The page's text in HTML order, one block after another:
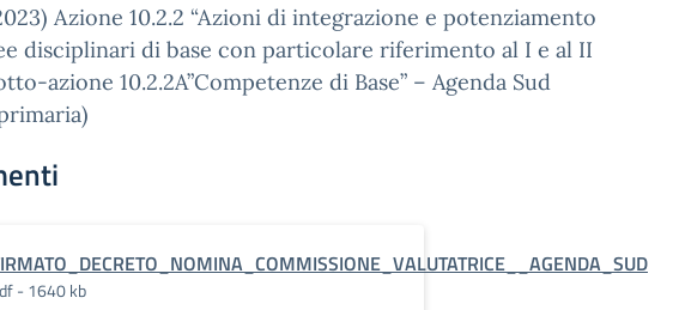
Azione 10.2.2 “Azioni di integrazione e potenziamento
disciplinari di base con particolare riferimento al I e al II
azione 10.2.2A”Competenze di Base” – Agenda Sud
- 1640 kb